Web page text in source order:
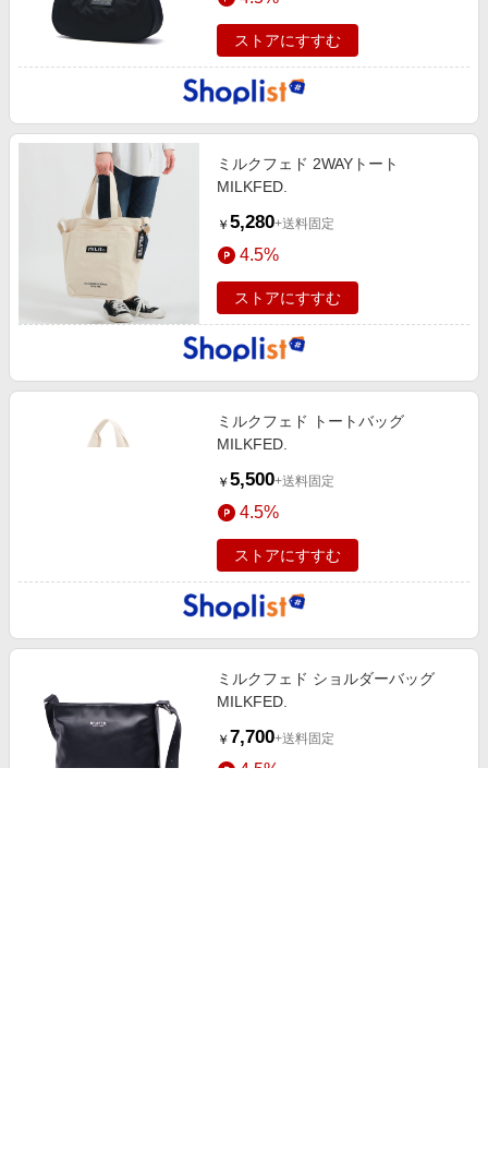
ストアにすすむ
ミルクフェド 2WAYトート
MILKFED.
￥ 5,280+送料固定
4.5%
ストアにすすむ
ミルクフェド トートバッグ
MILKFED.
￥ 5,500+送料固定
4.5%
ストアにすすむ
ミルクフェド ショルダーバッグ
MILKFED.
￥ 7,700+送料固定
4.5%